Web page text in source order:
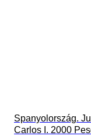
Spanyolország.
Carlos I. 2000